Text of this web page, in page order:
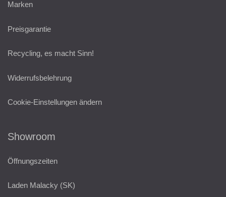
Marken
Preisgarantie
Recycling, es macht Sinn!
Widerrufsbelehrung
Cookie-Einstellungen ändern
Showroom
Öffnungszeiten
Laden Malacky (SK)